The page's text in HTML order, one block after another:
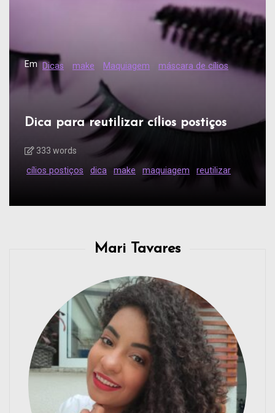
Em Dicas make Maquiagem máscara de cílios
Dica para reutilizar cílios postiços
333 words
cílios postiços dica make maquiagem reutilizar
Mari Tavares